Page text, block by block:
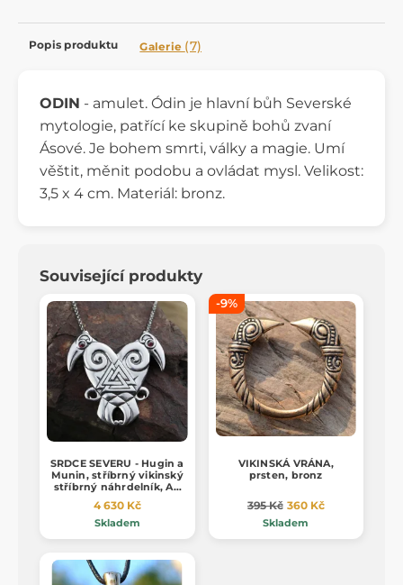
Popis produktu Galerie (7)
ODIN - amulet. Ódin je hlavní bůh Severské
mytologie, patřící ke skupině bohů zvaní
Ásové. Je bohem smrti, války a magie. Umí
věštit, měnit podobu a ovládat mysl. Velikost:
3,5 x 4 cm. Materiál: bronz.
Související produkty
SRDCE SEVERU - Hugin a
Munin, stříbrný vikinský
stříbrný náhrdelník, Ag
925, 24g
4 630 Kč
Skladem
-9%
VIKINSKÁ VRÁNA,
prsten, bronz
395 Kč 360 Kč
Skladem